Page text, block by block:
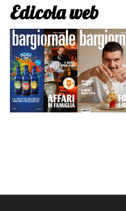
Edicola web